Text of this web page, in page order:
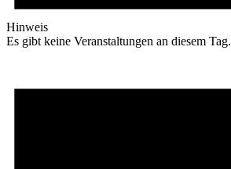
Hinweis
Es gibt keine Veranstaltungen an diesem Tag.